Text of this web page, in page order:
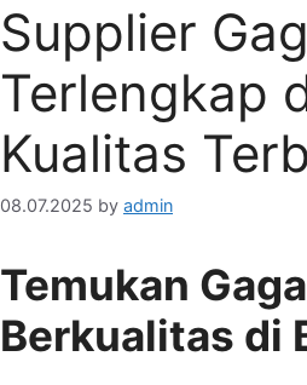
Supplier
Terlengkap
Kualitas
08.07.2025 by admin
Temukan
Berkualitas di